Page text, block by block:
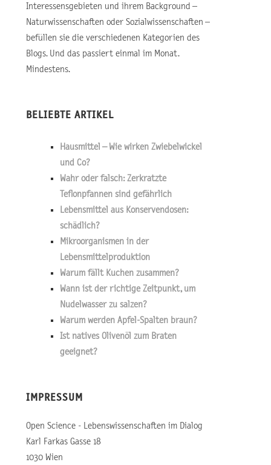
Interessensgebieten und ihrem Background –
Naturwissenschaften oder Sozialwissenschaften –
befüllen sie die verschiedenen Kategorien des
Blogs. Und das passiert einmal im Monat.
Mindestens.
BELIEBTE ARTIKEL
Hausmittel – Wie wirken Zwiebelwickel
und Co?
Wahr oder falsch: Zerkratzte
Teflonpfannen sind gefährlich
Lebensmittel aus Konservendosen:
schädlich?
Mikroorganismen in der
Lebensmittelproduktion
Warum fällt Kuchen zusammen?
Wann ist der richtige Zeitpunkt, um
Nudelwasser zu salzen?
Warum werden Apfel-Spalten braun?
Ist natives Olivenöl zum Braten
geeignet?
IMPRESSUM
Open Science - Lebenswissenschaften im Dialog
Karl Farkas Gasse 18
1030 Wien